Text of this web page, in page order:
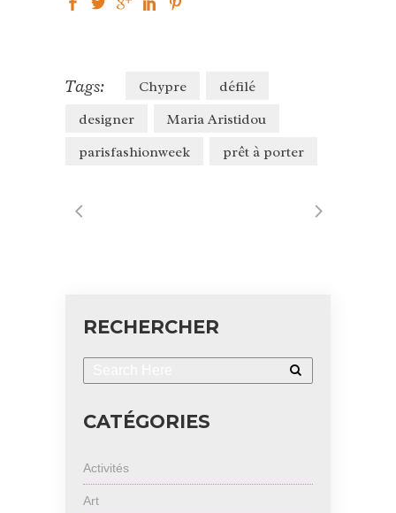
Tags: Chypre
défilé
designer
Maria Aristidou
parisfashionweek
prêt à porter
RECHERCHER
CATÉGORIES
Activités
Art